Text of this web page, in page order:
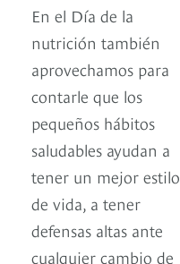
En el Día de la
nutrición también
aprovechamos para
contarle que los
pequeños hábitos
saludables ayudan a
tener un mejor estilo
de vida, a tener
defensas altas ante
cualquier cambio de